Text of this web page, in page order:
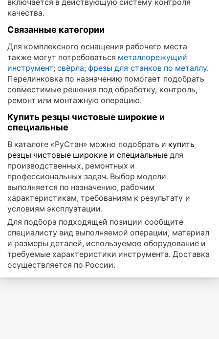
качества.
Связанные категории
Для комплексного оснащения рабочего места
также могут потребоваться металлорежущий
инструмент;свёрла;фрезы для станков по металлу.
Перелинковка по назначению помогает подобрать
совместимые решения под обработку, контроль,
ремонт или монтажную операцию.
Купить резцы чистовые широкие и
специальные
В каталоге «РуСтан» можно подобрать и купить
резцы чистовые широкие и специальныедля
производственных, ремонтных и
профессиональных задач. Выбор модели
выполняется по назначению, рабочим
характеристикам, требованиям к результату и
условиям эксплуатации.
Для подбора подходящей позиции сообщите
специалисту вид выполняемой операции, материал
и размеры деталей, используемое оборудование и
требуемые характеристики инструмента. Доставка
осуществляется по России.